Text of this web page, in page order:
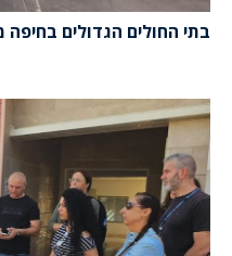
בתי החולים הגדולים בחיפה